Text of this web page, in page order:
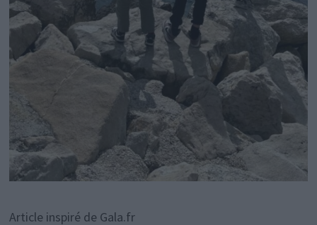
Article inspiré de Gala.fr